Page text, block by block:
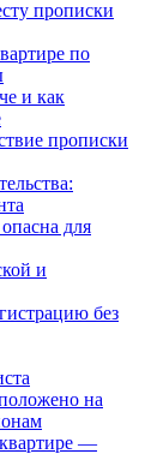
прописки
по
и как
прописки
для
и
без
на
—